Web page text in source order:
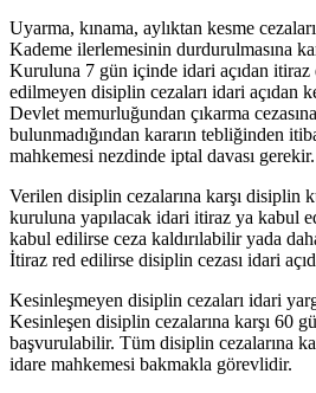
Uyarma, kınama, aylıktan kesme
Kademe ilerlemesinin durdurulmasına
Kuruluna 7 gün içinde idari açıdan
edilmeyen disiplin cezaları idari açıdan
Devlet memurluğundan çıkarma
bulunmadığından kararın tebliğinden
mahkemesi nezdinde iptal davası gerekir.
Verilen disiplin cezalarına karşı disiplin
kuruluna yapılacak idari itiraz ya kabul
kabul edilirse ceza kaldırılabilir yada
İtiraz red edilirse disiplin cezası idari
Kesinleşmeyen disiplin cezaları idari
Kesinleşen disiplin cezalarına karşı 60
başvurulabilir. Tüm disiplin cezalarına
idare mahkemesi bakmakla görevlidir.